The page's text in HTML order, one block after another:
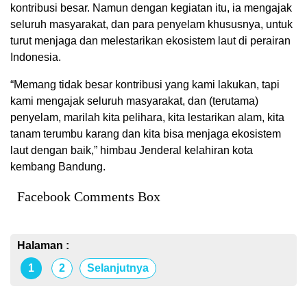
kontribusi besar. Namun dengan kegiatan itu, ia mengajak
seluruh masyarakat, dan para penyelam khususnya, untuk
turut menjaga dan melestarikan ekosistem laut di perairan
Indonesia.
“Memang tidak besar kontribusi yang kami lakukan, tapi
kami mengajak seluruh masyarakat, dan (terutama)
penyelam, marilah kita pelihara, kita lestarikan alam, kita
tanam terumbu karang dan kita bisa menjaga ekosistem
laut dengan baik,” himbau Jenderal kelahiran kota
kembang Bandung.
Facebook Comments Box
Halaman :
1
2 Selanjutnya